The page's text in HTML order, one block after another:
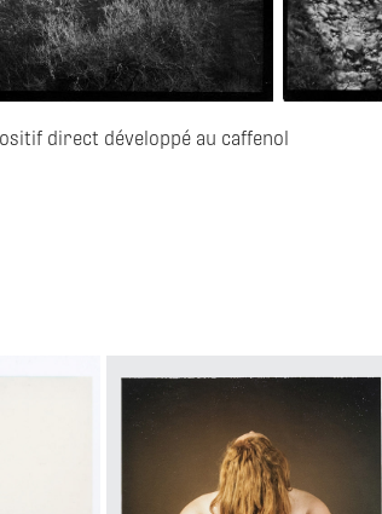
direct développé au caffenol